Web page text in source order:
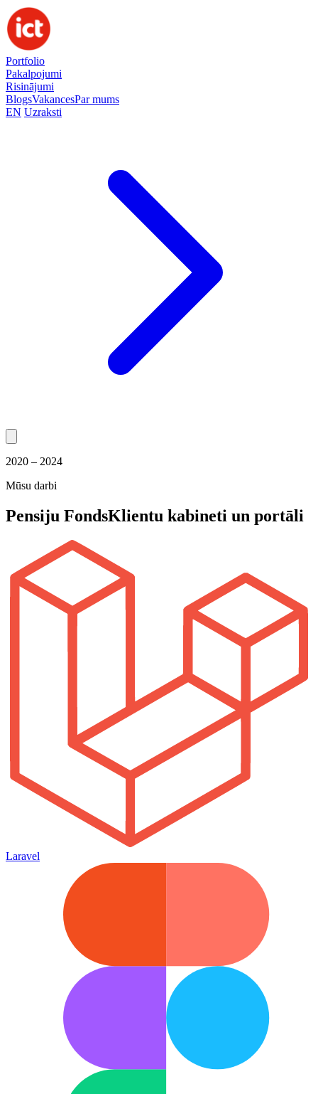
Portfolio
Pakalpojumi
Risinājumi
BlogsVakancesPar mums
EN Uzraksti
2020 – 2024
Mūsu darbi
Pensiju FondsKlientu kabineti un portāli
Laravel